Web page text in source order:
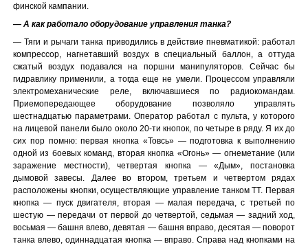
финской кампании.
— А как работало оборудование управления танка?
— Тяги и рычаги танка приводились в действие пневматикой: работал
компрессор, нагнетавший воздух в специальный баллон, а оттуда
сжатый воздух подавался на поршни манипуляторов. Сейчас бы
гидравлику применили, а тогда еще не умели. Процессом управляли
электромеханические реле, включавшиеся по радиокомандам.
Приемопередающее оборудование позволяло управлять
шестнадцатью параметрами. Оператор работал с пульта, у которого
на лицевой панели было около 20-ти кнопок, по четыре в ряду. Я их до
сих пор помню: первая кнопка «Товсь» — подготовка к выполнению
одной из боевых команд, вторая кнопка «Огонь» — огнеметание (или
заражение местности), четвертая кнопка — «Дым», постановка
дымовой завесы. Далее во втором, третьем и четвертом рядах
расположены кнопки, осуществляющие управление танком ТТ. Первая
кнопка — пуск двигателя, вторая — малая передача, с третьей по
шестую — передачи от первой до четвертой, седьмая — задний ход,
восьмая — башня влево, девятая — башня вправо, десятая — поворот
танка влево, одиннадцатая кнопка — вправо. Справа над кнопками на